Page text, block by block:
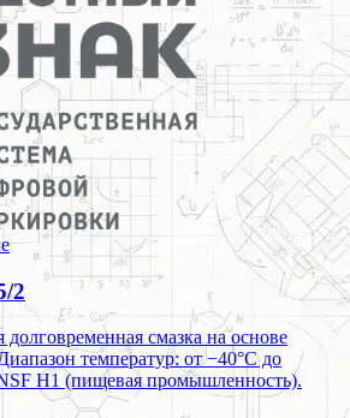
2
смазка на основе
температур: от −40°C до
H1 (пищевая промышленность).